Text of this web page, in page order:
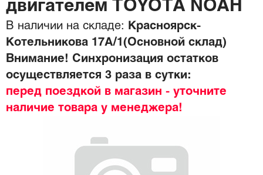
двигателем TOYOTA NOAH
В наличии на складе:
Красноярск-
Котельникова 17А/1(Основной склад)
Внимание! Синхронизация остатков
осуществляется 3 раза в сутки:
перед поездкой в магазин - уточните
наличие товара у менеджера!